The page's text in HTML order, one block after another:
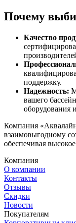
Почему
Качество
поддержку.
Надежность:
вашего
оборудования
Компания
взаимовыгодному
обеспечивая
Компания
О компании
Контакты
Отзывы
Скидки
Новости
Покупателям